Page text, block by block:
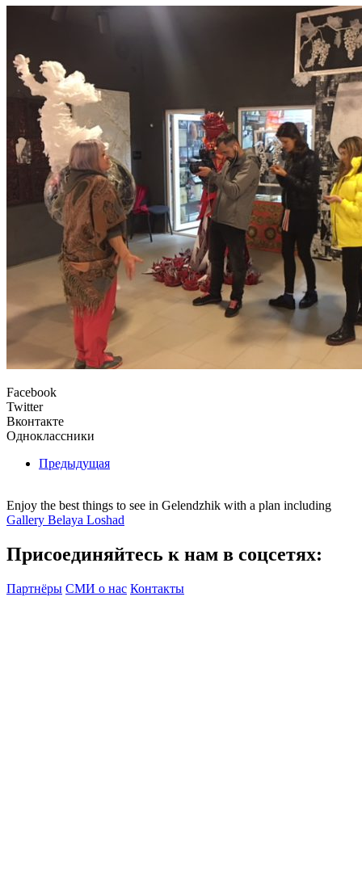
Facebook
Twitter
Вконтакте
Одноклассники
Предыдущая
Enjoy the best things to see in Gelendzhik with a plan including
Gallery Belaya Loshad
Присоединяйтесь к нам в соцсетях:
Партнёры СМИ о нас Контакты